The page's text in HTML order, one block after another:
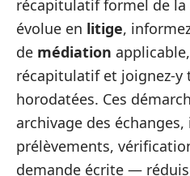
récapitulatif formel de
évolue en litige,
de médiation
récapitulatif et joignez-y
horodatées. Ces
archivage des
prélèvements,
demande écrite —